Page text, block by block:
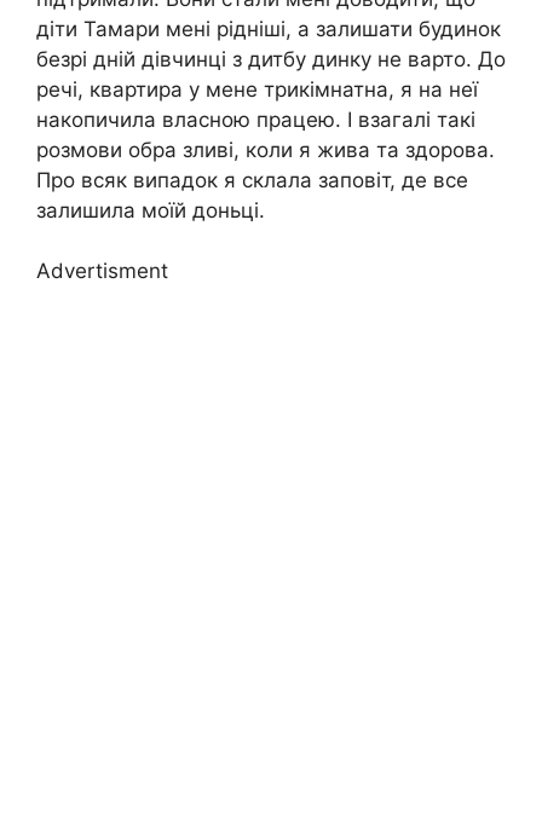
діти Тамари мені рідніші, а залишати будинок
безрі дній дівчинці з дитбу динку не варто. До
речі, квартира у мене трикімнатна, я на неї
накопичила власною працею. І взагалі такі
розмови обра зливі, коли я жива та здорова.
Про всяк випадок я склала заповіт, де все
залишила моїй доньці.
Advertisment